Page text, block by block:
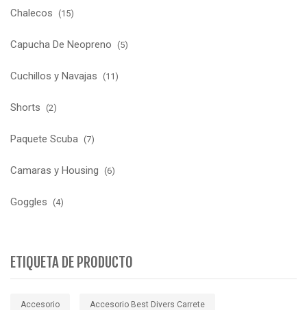
Chalecos (15)
Capucha De Neopreno (5)
Cuchillos y Navajas (11)
Shorts (2)
Paquete Scuba (7)
Camaras y Housing (6)
Goggles (4)
ETIQUETA DE PRODUCTO
Accesorio Accesorio Best Divers Carrete